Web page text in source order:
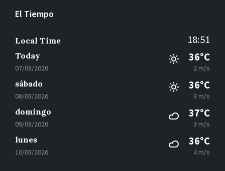
El Tiempo
Local Time 18:51
Today
07/08/2026
36°C
2 m/s
sábado
08/08/2026
36°C
3 m/s
domingo
09/08/2026
37°C
3 m/s
lunes
10/08/2026
36°C
4 m/s